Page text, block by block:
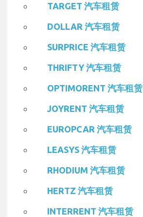
TARGET 汽车租赁
DOLLAR 汽车租赁
SURPRICE 汽车租赁
THRIFTY 汽车租赁
OPTIMORENT 汽车租赁
JOYRENT 汽车租赁
EUROPCAR 汽车租赁
LEASYS 汽车租赁
RHODIUM 汽车租赁
HERTZ 汽车租赁
INTERRENT 汽车租赁